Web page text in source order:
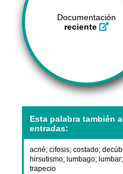
Documentación
reciente
Esta palabra también
entradas:
acné;cifosis;costado;
hirsutismo; lumbago; lumbar
trapecio